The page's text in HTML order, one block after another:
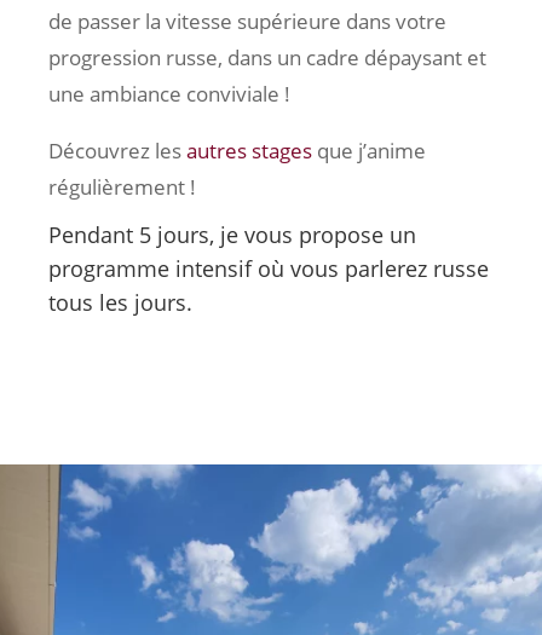
de passer la vitesse supérieure dans votre
progression russe, dans un cadre dépaysant et
une ambiance conviviale !
Découvrez lesautres stages que j’anime
régulièrement !
Pendant 5 jours, je vous propose un
programme intensif où vous parlerez russe
tous les jours.